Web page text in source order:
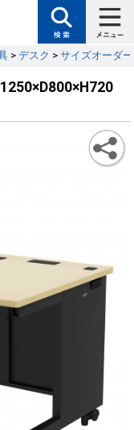
> デスク > サイズオーダ